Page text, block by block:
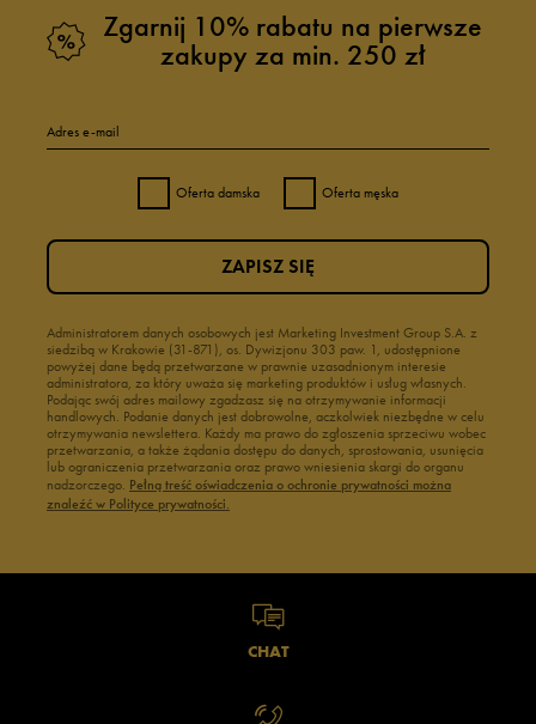
Zgarnij 10% rabatu na pierwsze
zakupy za min. 250 zł
Adres e-mail
Oferta damska Oferta męska
Administratorem danych osobowych jest Marketing Investment Group S.A. z
siedzibą w Krakowie (31-871), os. Dywizjonu 303 paw. 1, udostępnione
powyżej dane będą przetwarzane w prawnie uzasadnionym interesie
administratora, za który uważa się marketing produktów i usług własnych.
Podając swój adres mailowy zgadzasz się na otrzymywanie informacji
handlowych. Podanie danych jest dobrowolne, aczkolwiek niezbędne w celu
otrzymywania newslettera. Każdy ma prawo do zgłoszenia sprzeciwu wobec
przetwarzania, a także żądania dostępu do danych, sprostowania, usunięcia
lub ograniczenia przetwarzania oraz prawo wniesienia skargi do organu
nadzorczego. Pełną treść oświadczenia o ochronie prywatności można
znaleźć w Polityce prywatności.
ZAPISZ SIĘ
CHAT